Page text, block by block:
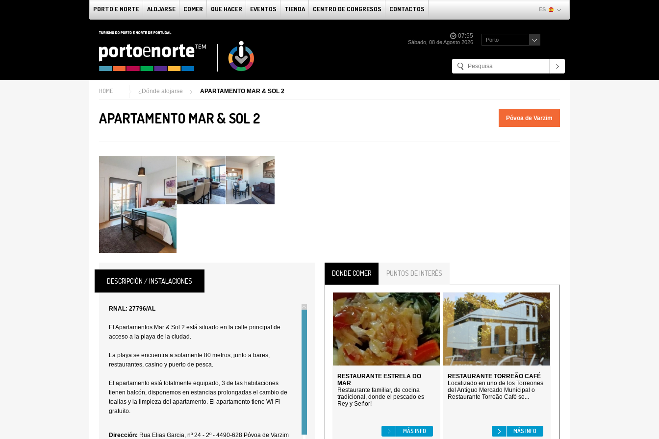
PORTO E NORTE ALOJARSE COMER QUE HACER EVENTOS TIENDA CENTRO DE CONGRESOS CONTACTOS ES
07:55
Sábado, 08 de Agosto 2026 Porto
HOME ¿Dónde alojarse APARTAMENTO MAR & SOL 2
APARTAMENTO MAR & SOL 2 Póvoa de Varzim
DESCRIPCIÓN / INSTALACIONES
RNAL: 27796/AL
El Apartamentos Mar & Sol 2 está situado en la calle principal de
acceso a la playa de la ciudad.
La playa se encuentra a solamente 80 metros, junto a bares,
restaurantes, casino y puerto de pesca.
El apartamento está totalmente equipado, 3 de las habitaciones
tienen balcón, disponemos en estancias prolongadas el cambio de
toallas y la limpieza del apartamento. El apartamento tiene Wi-Fi
gratuito.
Dirección: Rua Elias Garcia, nº 24 - 2º - 4490-628 Póvoa de Varzim
DONDE COMER PUNTOS DE INTERÉS
RESTAURANTE ESTRELA DO
MAR
Restaurante familiar, de cocina
tradicional, donde el pescado es
Rey y Señor!
MÁS INFO
RESTAURANTE TORREÃO CAFÉ
Localizado en uno de los Torreones
del Antiguo Mercado Municipal o
Restaurante Torreão Café se...
MÁS INFO